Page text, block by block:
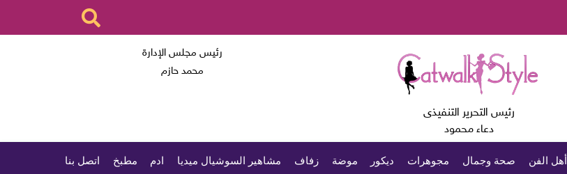
رئيس التحرير التنفيذى
دعاء محمود
رئيس مجلس الإدارة
محمد حازم
أهل الفن صحة وجمال مجوهرات ديكور موضة زفاف مشاهير السوشيال ميديا ادم مطبخ اتصل بنا